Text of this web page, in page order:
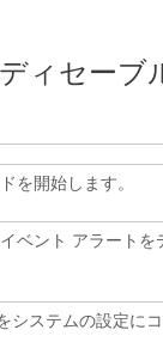
ィセーブ
を開始します。
ベント アラートを
システムの設定に